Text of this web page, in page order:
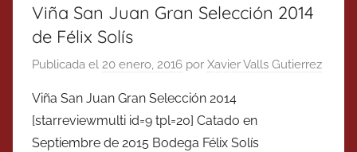
Viña San Juan Gran Selección 2014
de Félix Solís
Publicada el 20 enero, 2016 por Xavier Valls Gutierrez
Viña San Juan Gran Selección 2014
[starreviewmulti id=9 tpl=20] Catado en
Septiembre de 2015 Bodega Félix Solís